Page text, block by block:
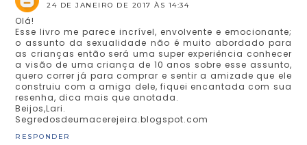
24 DE JANEIRO DE 2017 ÀS 14:34
Olá!
Esse livro me parece incrível, envolvente e emocionante;
o assunto da sexualidade não é muito abordado para
as crianças então será uma super experiência conhecer
a visão de uma criança de 10 anos sobre esse assunto,
quero correr já para comprar e sentir a amizade que ele
construiu com a amiga dele, fiquei encantada com sua
resenha, dica mais que anotada.
Beijos,Lari.
Segredosdeumacerejeira.blogspot.com
RESPONDER